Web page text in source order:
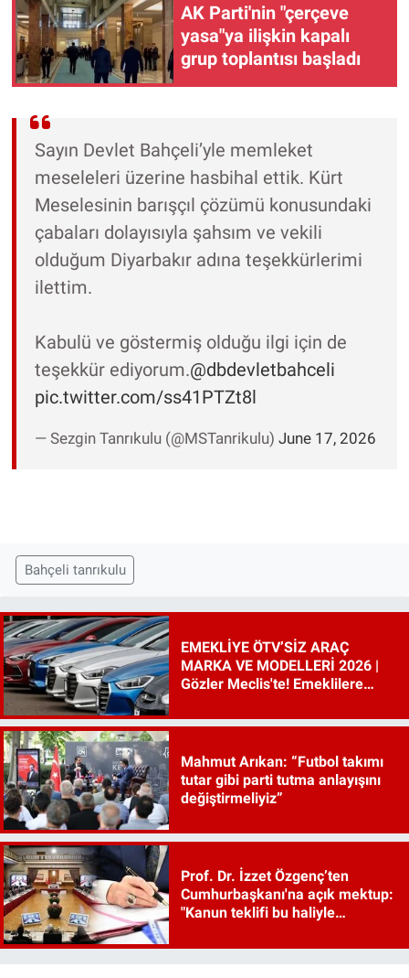
AK Parti'nin "çerçeve
yasa"ya ilişkin kapalı
grup toplantısı başladı
Sayın Devlet Bahçeli’yle memleket
meseleleri üzerine hasbihal ettik. Kürt
Meselesinin barışçıl çözümü konusundaki
çabaları dolayısıyla şahsım ve vekili
olduğum Diyarbakır adına teşekkürlerimi
ilettim.
Kabulü ve göstermiş olduğu ilgi için de
teşekkür ediyorum.@dbdevletbahceli
pic.twitter.com/ss41PTZt8l
— Sezgin Tanrıkulu (@MSTanrikulu) June 17, 2026
Bahçeli tanrıkulu
EMEKLİYE ÖTV’SİZ ARAÇ
MARKA VE MODELLERİ 2026 |
Gözler Meclis'te! Emeklilere
ne?
Mahmut Arıkan: “Futbol takımı
tutar gibi parti tutma anlayışını
değiştirmeliyiz”
Prof. Dr. İzzet Özgenç’ten
Cumhurbaşkanı'na açık mektup:
"Kanun teklifi bu haliyle